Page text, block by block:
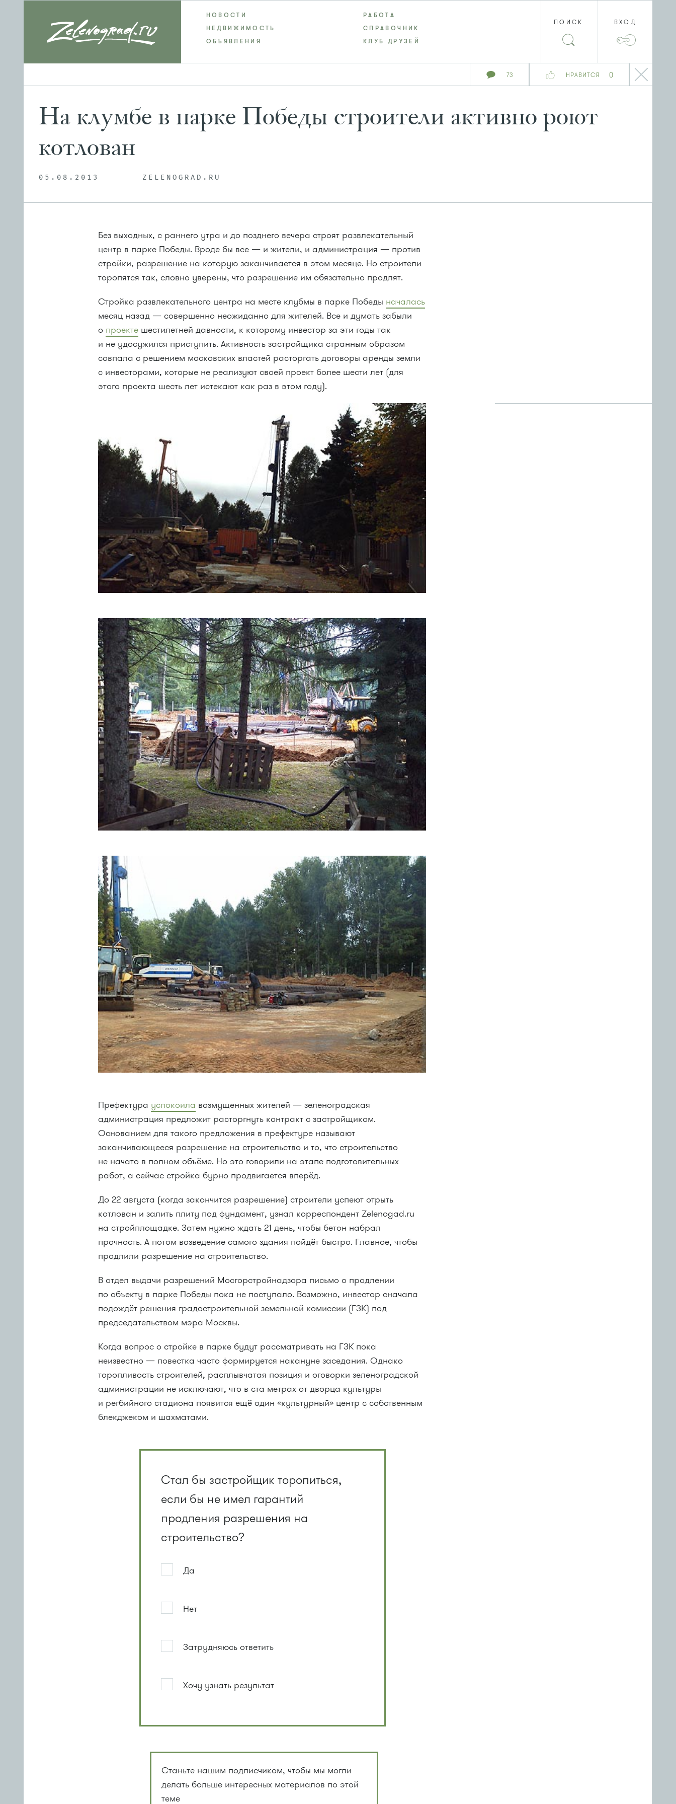
73 НРАВИТСЯ 0
НОВОСТИ
РАБОТА
НЕДВИЖИМОСТЬ
СПРАВОЧНИК
ОБЪЯВЛЕНИЯ
КЛУБ ДРУЗЕЙ
ПОИСК ВХОД
На клумбе в парке Победы строители активно роют
котлован
05.08.2013 ZELENOGRAD.RU
Без выходных, с раннего утра и до позднего вечера строят развлекательный
центр в парке Победы. Вроде бы все — и жители, и администрация — против
стройки, разрешение на которую заканчивается в этом месяце. Но строители
торопятся так, словно уверены, что разрешение им обязательно продлят.
Стройка развлекательного центра на месте клубмы в парке Победы началась
месяц назад — совершенно неожиданно для жителей. Все и думать забыли
о проекте шестилетней давности, к которому инвестор за эти годы так
и не удосужился приступить. Активность застройщика странным образом
совпала с решением московских властей расторгать договоры аренды земли
с инвесторами, которые не реализуют своей проект более шести лет (для
этого проекта шесть лет истекают как раз в этом году).
Префектура успокоила возмущенных жителей — зеленоградская
администрация предложит расторгнуть контракт с застройщиком.
Основанием для такого предложения в префектуре называют
заканчивающееся разрешение на строительство и то, что строительство
не начато в полном объёме. Но это говорили на этапе подготовительных
работ, а сейчас стройка бурно продвигается вперёд.
До 22 августа (когда закончится разрешение) строители успеют отрыть
котлован и залить плиту под фундамент, узнал корреспондент Zelenogad.ru
на стройплощадке. Затем нужно ждать 21 день, чтобы бетон набрал
прочность. А потом возведение самого здания пойдёт быстро. Главное, чтобы
продлили разрешение на строительство.
В отдел выдачи разрешений Мосгорстройнадзора письмо о продлении
по объекту в парке Победы пока не поступало. Возможно, инвестор сначала
подождёт решения градостроительной земельной комиссии (ГЗК) под
председательством мэра Москвы.
Когда вопрос о стройке в парке будут рассматривать на ГЗК пока
неизвестно — повестка часто формируется накануне заседания. Однако
торопливость строителей, расплывчатая позиция и оговорки зеленоградской
администрации не исключают, что в ста метрах от дворца культуры
и регбийного стадиона появится ещё один «культурный» центр с собственным
блекджеком и шахматами.
Стал бы застройщик торопиться,
если бы не имел гарантий
продления разрешения на
строительство?
Да
Нет
Затрудняюсь ответить
Хочу узнать результат
Станьте нашим подписчиком, чтобы мы могли
делать больше интересных материалов по этой
теме